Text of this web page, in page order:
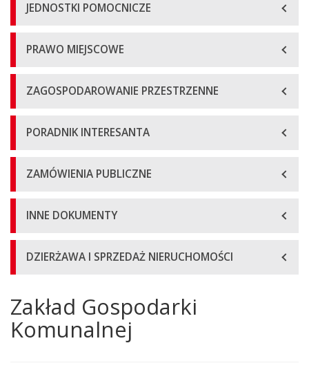
JEDNOSTKI POMOCNICZE
PRAWO MIEJSCOWE
ZAGOSPODAROWANIE PRZESTRZENNE
PORADNIK INTERESANTA
ZAMÓWIENIA PUBLICZNE
INNE DOKUMENTY
DZIERŻAWA I SPRZEDAŻ NIERUCHOMOŚCI
Główna
treść
strony
Zakład Gospodarki
Komunalnej